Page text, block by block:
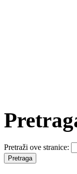
Pretraži ove stranice: